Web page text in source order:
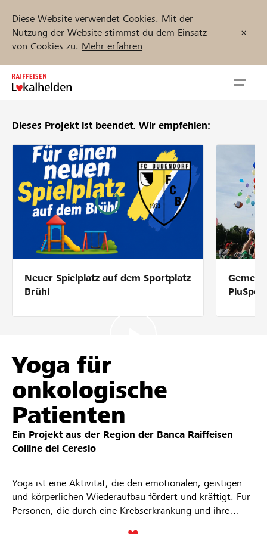
Diese Website verwendet Cookies. Mit der
Nutzung der Website stimmst du dem Einsatz
von Cookies zu. Mehr erfahren
Zum
Inhalt
Unterstützen
Hilfe & Support
Partner / Raiffeisenbank
Anmelden
Registrieren
Projekte und Organisationen finden
DE FR IT
Dieses Projekt ist beendet. Wir empfehlen:
Neuer Spielplatz auf dem Sportplatz
Brühl
Yoga für
onkologische
Patienten
Ein Projekt aus der Region der Banca Raiffeisen
Colline del Ceresio
Yoga ist eine Aktivität, die den emotionalen, geistigen
und körperlichen Wiederaufbau fördert und kräftigt. Für
Personen, die durch eine Krebserkrankung und ihre